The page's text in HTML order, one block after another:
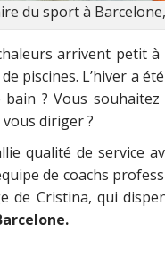
du sport à
arrivent petit
piscines. L’hiver a
? Vous
diriger ?
qualité de service
de coachs
de Cristina, qui